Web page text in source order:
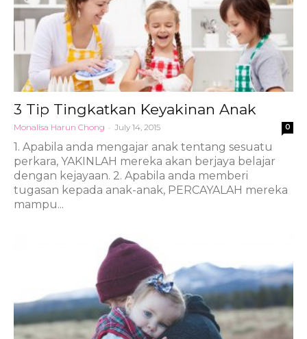
3 Tip Tingkatkan Keyakinan Anak
Monalisa Harun Chong - July 14, 2015 0
1. Apabila anda mengajar anak tentang sesuatu
perkara, YAKINLAH mereka akan berjaya belajar
dengan kejayaan. 2. Apabila anda memberi
tugasan kepada anak-anak, PERCAYALAH mereka
mampu...